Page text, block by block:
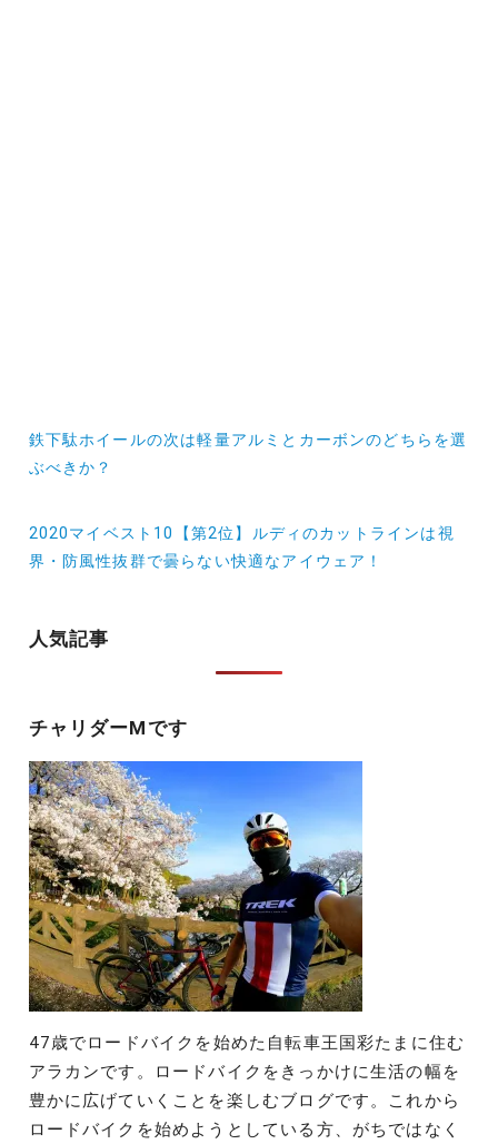
投
稿
ビ
ン
鉄下駄ホイールの次は軽量アルミとカーボンのどちらを選
ぶべきか？
2020マイベスト10【第2位】ルディのカットラインは視
界・防風性抜群で曇らない快適なアイウェア！
人気記事
チャリダーMです
47歳でロードバイクを始めた自転車王国彩たまに住む
アラカンです。ロードバイクをきっかけに生活の幅を
豊かに広げていくことを楽しむブログです。これから
ロードバイクを始めようとしている方、がちではなく